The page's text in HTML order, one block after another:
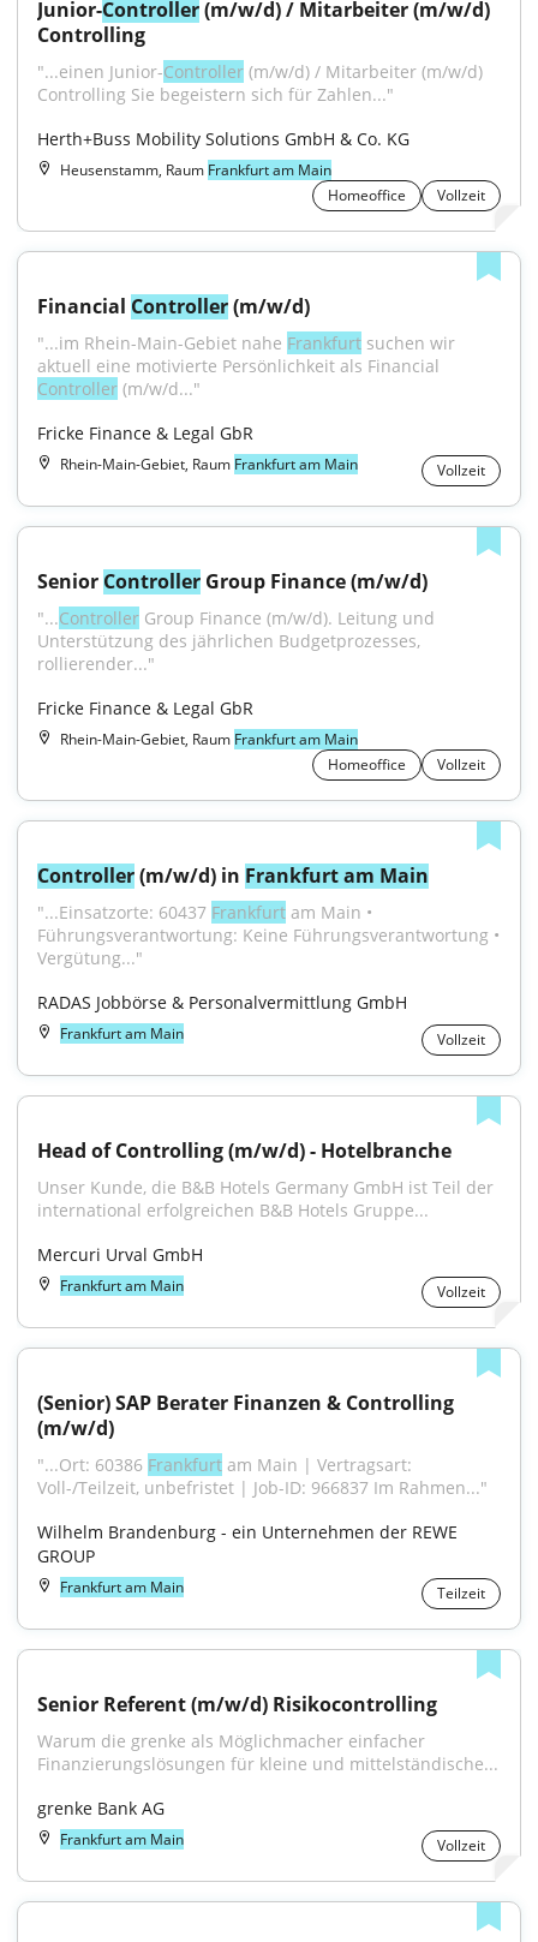
Junior-Controller (m/w/d) / Mitarbeiter (m/w/d)
Controlling
"...einen Junior-Controller (m/w/d) / Mitarbeiter (m/w/d)
Controlling Sie begeistern sich für Zahlen..."
Herth+Buss Mobility Solutions GmbH & Co. KG
Heusenstamm, Raum Frankfurt am Main
Homeoffice
Vollzeit
Financial Controller (m/w/d)
"...im Rhein-Main-Gebiet nahe Frankfurt suchen wir
Controller (m/w/d..."
Fricke Finance & Legal GbR
Rhein-Main-Gebiet, Raum Frankfurt am Main Vollzeit
Senior Controller Group Finance (m/w/d)
"...Controller Group Finance (m/w/d). Leitung und
Unterstützung des jährlichen Budgetprozesses,
rollierender..."
Fricke Finance & Legal GbR
Rhein-Main-Gebiet, Raum Frankfurt am Main
Homeoffice
Vollzeit
Controller (m/w/d) in Frankfurt am Main
"...Einsatzorte: 60437 Frankfurt am Main •
Führungsverantwortung: Keine Führungsverantwortung •
Vergütung..."
RADAS Jobbörse & Personalvermittlung GmbH
Frankfurt am Main Vollzeit
Head of Controlling (m/w/d) - Hotelbranche
Unser Kunde, die B&B Hotels Germany GmbH ist Teil der
international erfolgreichen B&B Hotels Gruppe...
Mercuri Urval GmbH
Frankfurt am Main Vollzeit
(Senior) SAP Berater Finanzen & Controlling
(m/w/d)
"...Ort: 60386 Frankfurt am Main | Vertragsart:
Voll-/Teilzeit, unbefristet | Job-ID: 966837 Im Rahmen..."
Wilhelm Brandenburg - ein Unternehmen der REWE
GROUP
Frankfurt am Main Teilzeit
Senior Referent (m/w/d) Risikocontrolling
Warum die grenke als Möglichmacher einfacher
Finanzierungslösungen für kleine und mittelständische...
grenke Bank AG
Frankfurt am Main Vollzeit